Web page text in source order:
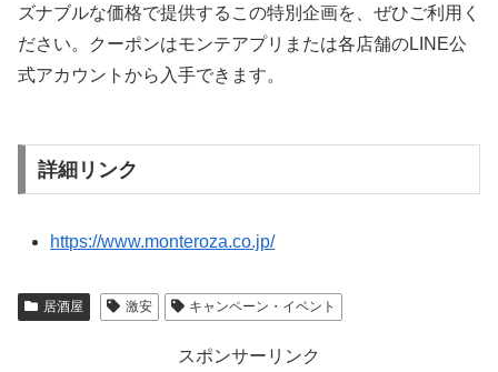
ズナブルな価格で提供するこの特別企画を、ぜひご利用く
ださい。クーポンはモンテアプリまたは各店舗のLINE公
式アカウントから入手できます。
詳細リンク
https://www.monteroza.co.jp/
居酒屋 激安 キャンペーン・イベント
スポンサーリンク